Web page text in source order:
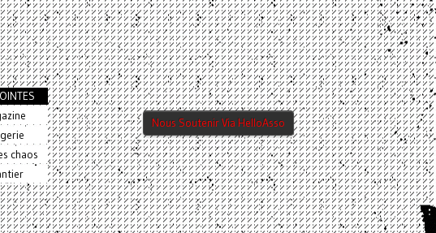
chaos
Nous Soutenir Via HelloAsso